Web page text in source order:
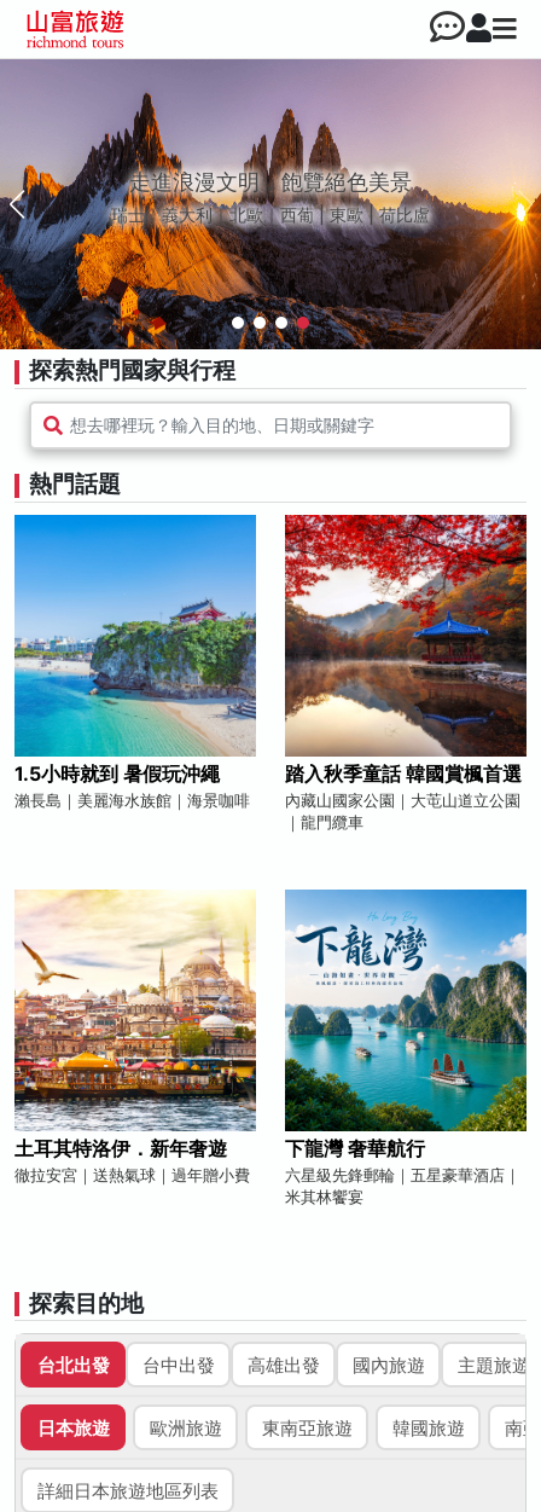
探索大和之美 日本全方位行旅
北海道｜東北｜北陸｜東京｜中部｜關西｜中四國
｜九州
探索熱門國家與行程
想去哪裡玩？輸入目的地、日期或關鍵字
熱門話題
1.5小時就到 暑假玩沖繩
瀨長島｜美麗海水族館｜海景咖啡
踏入秋季童話 韓國賞楓首選
內藏山國家公園｜大芚山道立公園
｜龍門纜車
土耳其特洛伊．新年奢遊
徹拉安宮｜送熱氣球｜過年贈小費
下龍灣 奢華航行
六星級先鋒郵輪｜五星豪華酒店｜
米其林饗宴
探索目的地
台北出發 台中出發 高雄出發 國內旅遊 主題旅遊
日本旅遊 歐洲旅遊 東南亞旅遊 韓國旅遊 南
詳細日本旅遊地區列表